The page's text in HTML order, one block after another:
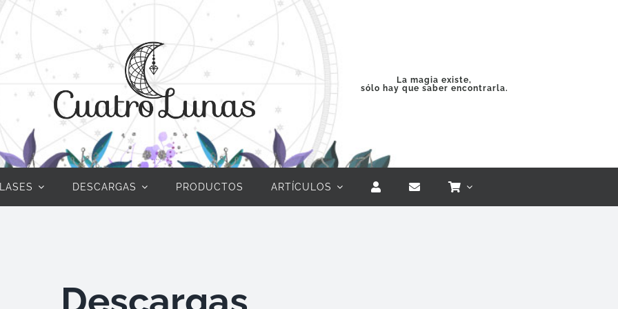
La magia existe,
sólo hay que saber encontrarla.
DESCARGAS PRODUCTOS ARTÍCULOS